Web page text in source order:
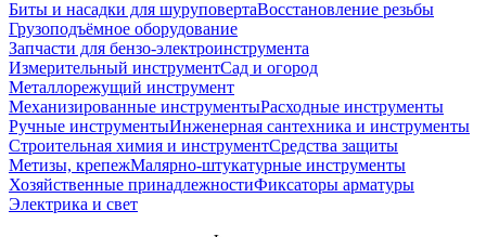
Биты и насадки для шуруповертаВосстановление резьбы
Грузоподъёмное оборудование
Запчасти для бензо-электроинструмента
Измерительный инструментСад и огород
Металлорежущий инструмент
Механизированные инструментыРасходные инструменты
Ручные инструментыИнженерная сантехника и инструменты
Строительная химия и инструментСредства защиты
Метизы, крепежМалярно-штукатурные инструменты
Хозяйственные принадлежностиФиксаторы арматуры
Электрика и свет